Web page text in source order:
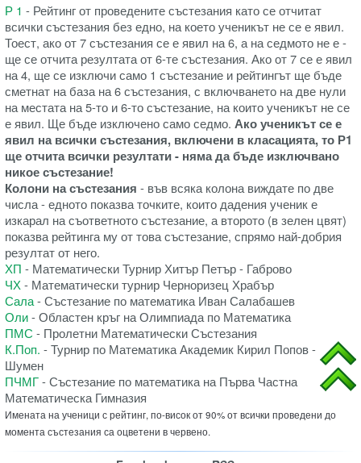
Р 1 - Рейтинг от проведените състезания като се отчитат
всички състезания без едно, на което ученикът не се е явил.
Тоест, ако от 7 състезания се е явил на 6, а на седмото не е -
ще се отчита резултата от 6-те състезания. Ако от 7 се е явил
на 4, ще се изключи само 1 състезание и рейтингът ще бъде
сметнат на база на 6 състезания, с включването на две нули
на местата на 5-то и 6-то състезание, на които ученикът не се
е явил. Ще бъде изключено само седмо. Ако ученикът се е
явил на всички състезания, включени в класацията, то Р1
ще отчита всички резултати - няма да бъде изключвано
никое състезание!
Колони на състезания - във всяка колона виждате по две
числа - едното показва точките, които дадения ученик е
изкарал на съответното състезание, а второто (в зелен цвят)
показва рейтинга му от това състезание, спрямо най-добрия
резултат от него.
ХП - Математически Турнир Хитър Петър - Габрово
ЧХ- Математически турнир Черноризец Храбър
Сала- Състезание по математика Иван Салабашев
Оли- Областен кръг на Олимпиада по Математика
ПМС - Пролетни Математически Състезания
К.Поп. - Турнир по Математика Академик Кирил Попов -
Шумен
ПЧМГ- Състезание по математика на Първа Частна
Математическа Гимназия
Имената на ученици с рейтинг, по-висок от 90% от всички проведени до
момента състезания са оцветени в червено.